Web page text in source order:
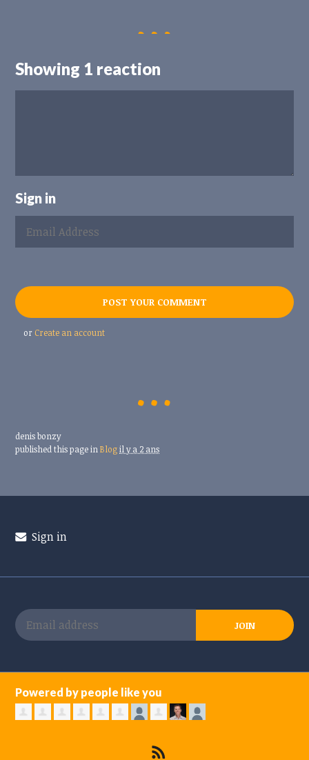
Showing 1 reaction
Sign in
or Create an account
denis bonzy
published this page inBlog il y a 2 ans
Sign in
Powered by people like you